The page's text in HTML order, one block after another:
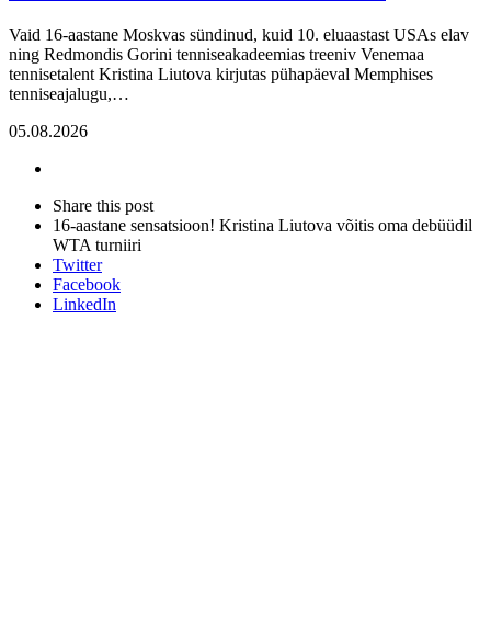
Vaid 16-aastane Moskvas sündinud, kuid 10. eluaastast USAs elav
ning Redmondis Gorini tenniseakadeemias treeniv Venemaa
tennisetalent Kristina Liutova kirjutas pühapäeval Memphises
tenniseajalugu,…
05.08.2026
post
Share this postClose
sharing
16-aastane sensatsioon! Kristina Liutova võitis oma debüüdil
WTA turniiri
Twitter
Facebook
LinkedIn